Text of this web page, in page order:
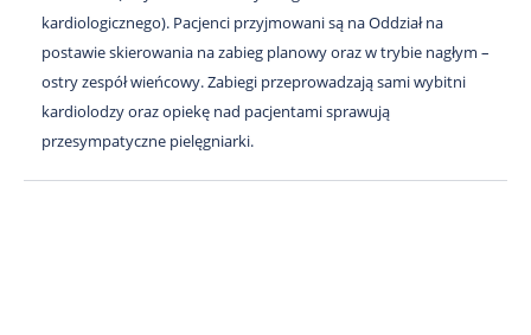
kardiologicznego). Pacjenci przyjmowani są na Oddział na
postawie skierowania na zabieg planowy oraz w trybie nagłym –
ostry zespół wieńcowy. Zabiegi przeprowadzają sami wybitni
kardiolodzy oraz opiekę nad pacjentami sprawują
przesympatyczne pielęgniarki.